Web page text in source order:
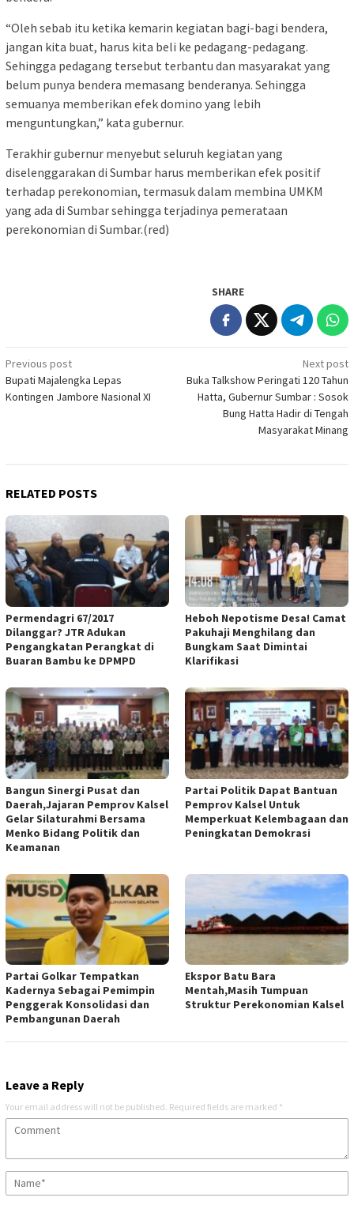
“Oleh sebab itu ketika kemarin kegiatan bagi-bagi bendera,
jangan kita buat, harus kita beli ke pedagang-pedagang.
Sehingga pedagang tersebut terbantu dan masyarakat yang
belum punya bendera memasang benderanya. Sehingga
semuanya memberikan efek domino yang lebih
menguntungkan,” kata gubernur.
Terakhir gubernur menyebut seluruh kegiatan yang
diselenggarakan di Sumbar harus memberikan efek positif
terhadap perekonomian, termasuk dalam membina UMKM
yang ada di Sumbar sehingga terjadinya pemerataan
perekonomian di Sumbar.(red)
SHARE
Post
navigation
Previous post
Bupati Majalengka Lepas
Kontingen Jambore Nasional XI
Next post
Buka Talkshow Peringati 120 Tahun
Hatta, Gubernur Sumbar : Sosok
Bung Hatta Hadir di Tengah
Masyarakat Minang
RELATED POSTS
Permendagri 67/2017
Dilanggar? JTR Adukan
Pengangkatan Perangkat di
Buaran Bambu ke DPMPD
Heboh Nepotisme Desa! Camat
Pakuhaji Menghilang dan
Bungkam Saat Dimintai
Klarifikasi
Bangun Sinergi Pusat dan
Daerah,Jajaran Pemprov Kalsel
Gelar Silaturahmi Bersama
Menko Bidang Politik dan
Keamanan
Partai Politik Dapat Bantuan
Pemprov Kalsel Untuk
Memperkuat Kelembagaan dan
Peningkatan Demokrasi
Partai Golkar Tempatkan
Kadernya Sebagai Pemimpin
Penggerak Konsolidasi dan
Pembangunan Daerah
Ekspor Batu Bara
Mentah,Masih Tumpuan
Struktur Perekonomian Kalsel
Leave a Reply
Your email address will not be published. Required fields are marked *